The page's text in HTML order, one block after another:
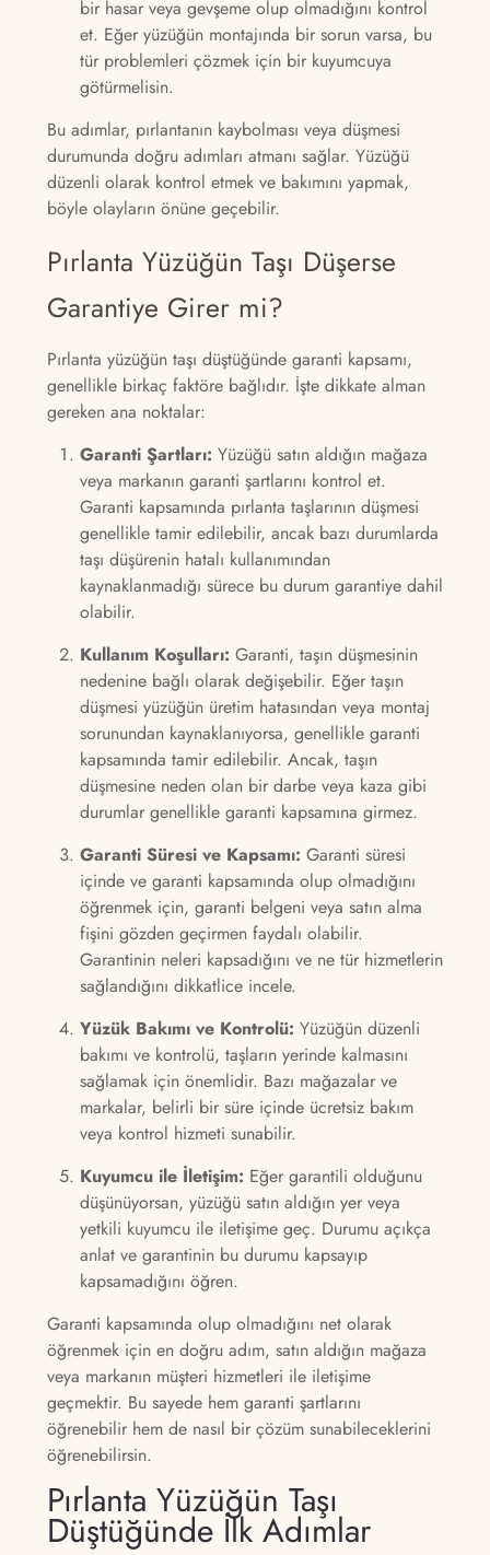
bir hasar veya gevşeme olup olmadığını kontrol
et. Eğer yüzüğün montajında bir sorun varsa, bu
tür problemleri çözmek için bir kuyumcuya
götürmelisin.
Bu adımlar, pırlantanın kaybolması veya düşmesi
durumunda doğru adımları atmanı sağlar. Yüzüğü
düzenli olarak kontrol etmek ve bakımını yapmak,
böyle olayların önüne geçebilir.
Pırlanta Yüzüğün Taşı Düşerse
Garantiye Girer mi?
Pırlanta yüzüğün taşı düştüğünde garanti kapsamı,
genellikle birkaç faktöre bağlıdır. İşte dikkate alman
gereken ana noktalar:
Garanti Şartları: Yüzüğü satın aldığın mağaza
veya markanın garanti şartlarını kontrol et.
Garanti kapsamında pırlanta taşlarının düşmesi
genellikle tamir edilebilir, ancak bazı durumlarda
taşı düşürenin hatalı kullanımından
kaynaklanmadığı sürece bu durum garantiye dahil
olabilir.
Kullanım Koşulları: Garanti, taşın düşmesinin
nedenine bağlı olarak değişebilir. Eğer taşın
düşmesi yüzüğün üretim hatasından veya montaj
sorunundan kaynaklanıyorsa, genellikle garanti
kapsamında tamir edilebilir. Ancak, taşın
düşmesine neden olan bir darbe veya kaza gibi
durumlar genellikle garanti kapsamına girmez.
Garanti Süresi ve Kapsamı: Garanti süresi
içinde ve garanti kapsamında olup olmadığını
öğrenmek için, garanti belgeni veya satın alma
fişini gözden geçirmen faydalı olabilir.
Garantinin neleri kapsadığını ve ne tür hizmetlerin
sağlandığını dikkatlice incele.
Yüzük Bakımı ve Kontrolü: Yüzüğün düzenli
bakımı ve kontrolü, taşların yerinde kalmasını
sağlamak için önemlidir. Bazı mağazalar ve
markalar, belirli bir süre içinde ücretsiz bakım
veya kontrol hizmeti sunabilir.
Kuyumcu ile İletişim: Eğer garantili olduğunu
düşünüyorsan, yüzüğü satın aldığın yer veya
yetkili kuyumcu ile iletişime geç. Durumu açıkça
anlat ve garantinin bu durumu kapsayıp
kapsamadığını öğren.
Garanti kapsamında olup olmadığını net olarak
öğrenmek için en doğru adım, satın aldığın mağaza
veya markanın müşteri hizmetleri ile iletişime
geçmektir. Bu sayede hem garanti şartlarını
öğrenebilir hem de nasıl bir çözüm sunabileceklerini
öğrenebilirsin.
Pırlanta Yüzüğün Taşı
Düştüğünde İlk Adımlar